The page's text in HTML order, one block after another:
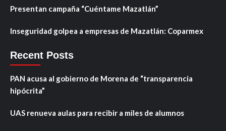
Presentan campaña “Cuéntame Mazatlán”
Inseguridad golpea a empresas de Mazatlán: Coparmex
Recent Posts
PAN acusa al gobierno de Morena de “transparencia
hipócrita”
UAS renueva aulas para recibir a miles de alumnos